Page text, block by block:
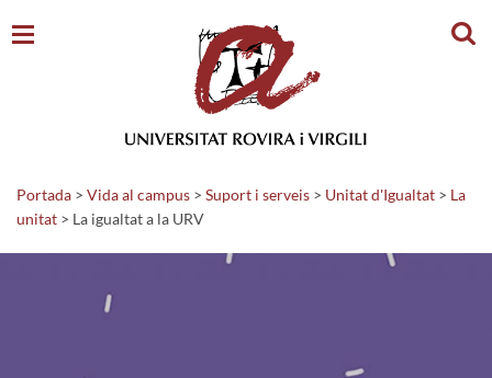
Portada > Vida al campus > Suport i serveis > Unitat d'Igualtat > La
unitat > La igualtat a la URV